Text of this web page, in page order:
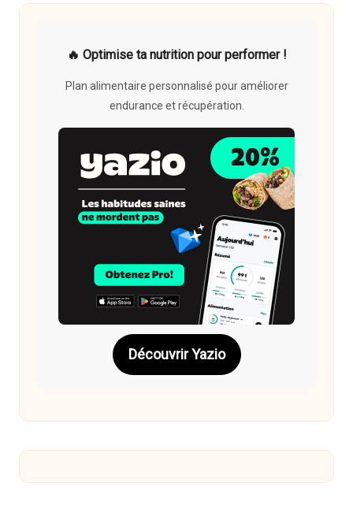
🔥 Optimise ta nutrition pour performer !
Plan alimentaire personnalisé pour améliorer
endurance et récupération.
Découvrir Yazio